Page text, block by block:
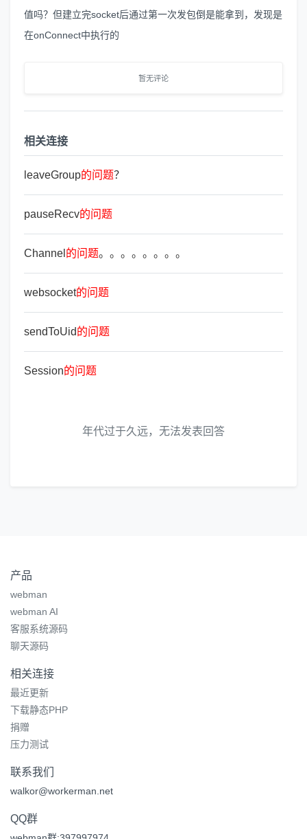
值吗？但建立完socket后通过第一次发包倒是能拿到，发现是
在onConnect中执行的
暂无评论
相关连接
leaveGroup的问题？
pauseRecv的问题
Channel 的问题。。。。。。。。
websocket的问题
sendToUid的问题
Session的问题
年代过于久远，无法发表回答
产品
webman
webman AI
客服系统源码
聊天源码
相关连接
最近更新
下载静态PHP
捐赠
压力测试
联系我们
walkor@workerman.net
QQ群